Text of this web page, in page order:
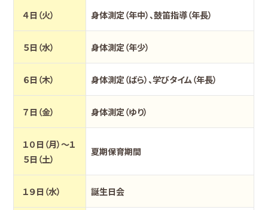
４日（火） 身体測定（年中）、鼓笛指導（年長）
５日（水） 身体測定（年少）
６日（木） 身体測定（ばら）、学びタイム（年長）
７日（金） 身体測定（ゆり）
１０日（月）～１
５日（土）
夏期保育期間
１９日（水） 誕生日会